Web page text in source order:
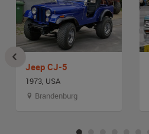
Jeep CJ-5
1973, USA
Brandenburg